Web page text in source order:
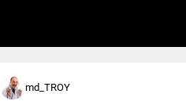
md_TROY